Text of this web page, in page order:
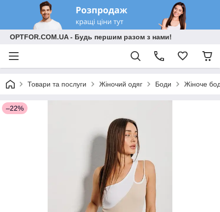
OPTFOR.COM.UA - Будь першим разом з нами!
Товари та послуги Жіночий одяг Боди Жіноче
–22%